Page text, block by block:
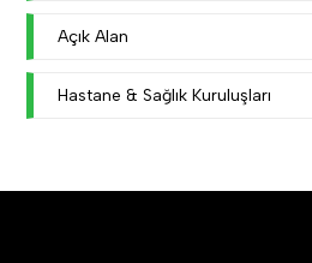
Açık Alan
Hastane & Sağlık Kuruluşları